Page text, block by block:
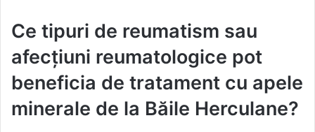
Ce tipuri de reumatism sau
afecțiuni reumatologice pot
beneficia de tratament cu apele
minerale de la Băile Herculane?